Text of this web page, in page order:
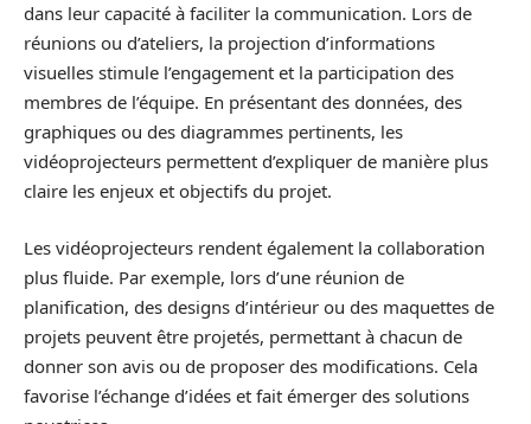
dans leur capacité à faciliter la communication. Lors de
réunions ou d’ateliers, la projection d’informations
visuelles stimule l’engagement et la participation des
membres de l’équipe. En présentant des données, des
graphiques ou des diagrammes pertinents, les
vidéoprojecteurs permettent d’expliquer de manière plus
claire les enjeux et objectifs du projet.
Les vidéoprojecteurs rendent également la collaboration
plus fluide. Par exemple, lors d’une réunion de
planification, des designs d’intérieur ou des maquettes de
projets peuvent être projetés, permettant à chacun de
donner son avis ou de proposer des modifications. Cela
favorise l’échange d’idées et fait émerger des solutions